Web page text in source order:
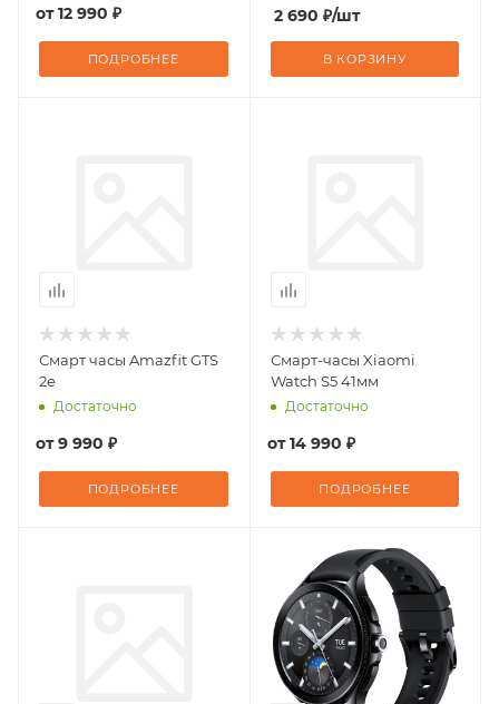
от12 990 ₽
ПОДРОБНЕЕ
2 690 ₽/шт
В КОРЗИНУ
Смарт часы Amazfit GTS
2e
Достаточно
от9 990 ₽
ПОДРОБНЕЕ
Смарт-часы Xiaomi
Watch S5 41мм
Достаточно
от14 990 ₽
ПОДРОБНЕЕ